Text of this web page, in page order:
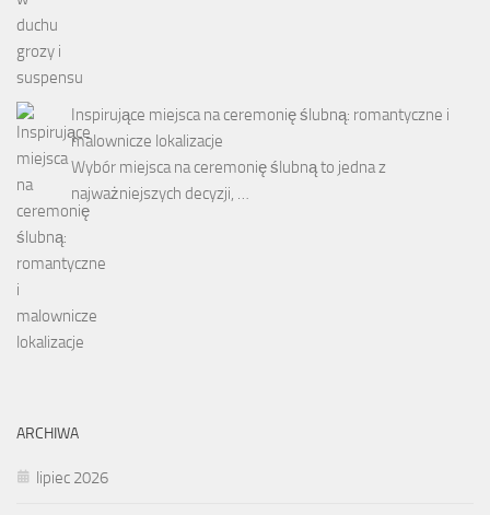
Inspirujące miejsca na ceremonię ślubną: romantyczne i
malownicze lokalizacje
Wybór miejsca na ceremonię ślubną to jedna z
najważniejszych decyzji, …
ARCHIWA
lipiec 2026